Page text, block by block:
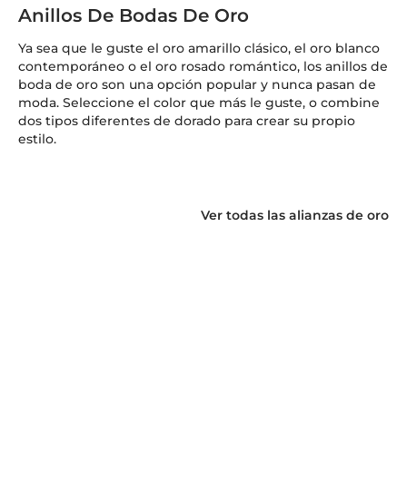
Anillos De Bodas De Oro
Ya sea que le guste el oro amarillo clásico, el oro blanco
contemporáneo o el oro rosado romántico, los anillos de
boda de oro son una opción popular y nunca pasan de
moda. Seleccione el color que más le guste, o combine
dos tipos diferentes de dorado para crear su propio
estilo.
Ver todas las alianzas de oro